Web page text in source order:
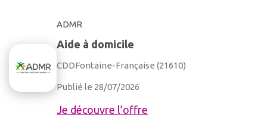
ADMR
Aide à domicile
CDDFontaine-Française (21610)
Publié le 28/07/2026
Je découvre l’offre